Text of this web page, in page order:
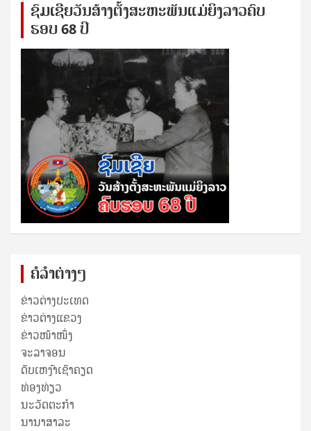
ຊົ​ມ​ເຊີຍ​ວັນ​ສ້າງ​ຕັ້ງ​ສະ​ຫະ​ພັນ​ແມ່​ຍິງ​​ລາວຄົບ​
ຮອບ 68 ປິ
ຄໍລຳຕ່າງໆ
ຂ່າວຕ່າງປະເທດ
ຂ່າວ​ຕ່າງ​ແຂວງ
ຂ່າວໜ້າໜຶ່ງ
ຈະລາຈອນ
ດັບເຫງົາເຊົາຄຽດ
ທ່ອງທ່ຽວ
ນະວັດຕະກໍາ
ນານາສາລະ